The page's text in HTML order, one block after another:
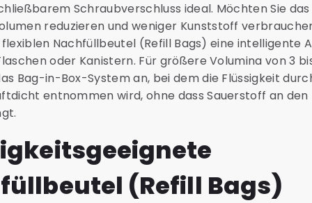
Schraubverschluss ideal. Möchten Sie das
reduzieren und weniger Kunststoff
flexiblen Nachfüllbeutel (Refill Bags) eine intelligente
oder Kanistern. Für größere Volumina von 3
Bag-in-Box-System an, bei dem die Flüssigkeit
entnommen wird, ohne dass Sauerstoff an
(Refill Bags)